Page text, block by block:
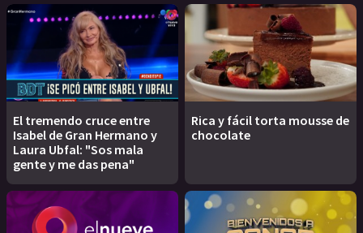
El tremendo cruce entre
Isabel de Gran Hermano y
Laura Ubfal: "Sos mala
gente y me das pena"
Rica y fácil torta mousse de
chocolate